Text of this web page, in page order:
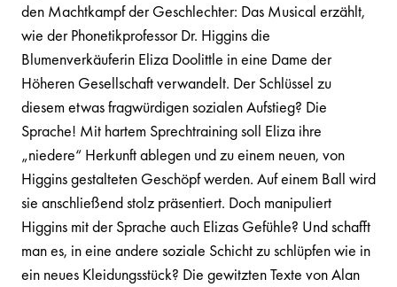
den Machtkampf der Geschlechter: Das Musical erzählt,
wie der Phonetikprofessor Dr. Higgins die
Blumenverkäuferin Eliza Doolittle in eine Dame der
Höheren Gesellschaft verwandelt. Der Schlüssel zu
diesem etwas fragwürdigen sozialen Aufstieg? Die
Sprache! Mit hartem Sprechtraining soll Eliza ihre
„niedere“ Herkunft ablegen und zu einem neuen, von
Higgins gestalteten Geschöpf werden. Auf einem Ball wird
sie anschließend stolz präsentiert. Doch manipuliert
Higgins mit der Sprache auch Elizas Gefühle? Und schafft
man es, in eine andere soziale Schicht zu schlüpfen wie in
ein neues Kleidungsstück? Die gewitzten Texte von Alan